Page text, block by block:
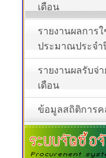
เดือน
รายงานผลการ
ประมาณประจำ
รายงานผลรับจ่
เดือน
ข้อมูลสถิติการค